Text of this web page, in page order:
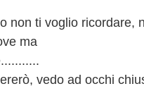
non ti voglio ricordare,
ma
vedo ad occhi